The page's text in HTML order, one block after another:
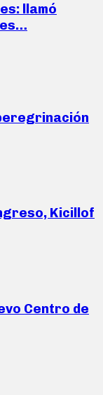
llamó
Kicillof
Centro de